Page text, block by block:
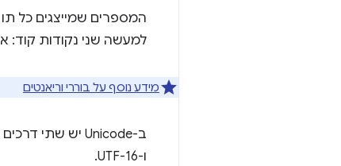
המספרים שמייצגים כל
למעשה שני נקודות קוד:
מידע נוסף על בוררי וריאנטים
ו-UTF-16.